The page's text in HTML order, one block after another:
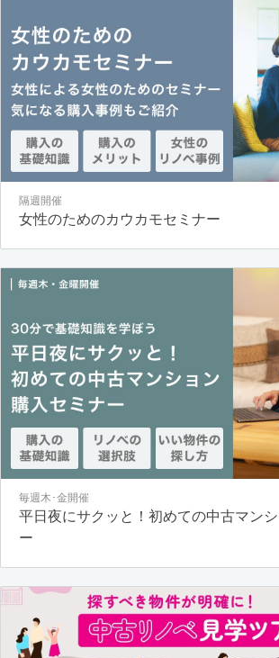
隔週開催
女性のためのカウカモセミナー
毎週木･金開催
平日夜にサクッと！初めての中古マン
ー